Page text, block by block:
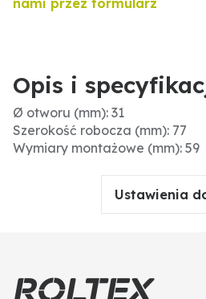
nami przez formularz
Opis i
Ø otworu (mm): 31
Szerokość robocza (mm): 77
Wymiary montażowe (mm): 59
Ustawienia